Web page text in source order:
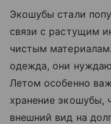
Экошубы стали
связи с растущим
чистым
одежда, они
Летом особенно
хранение экошубы,
внешний вид на